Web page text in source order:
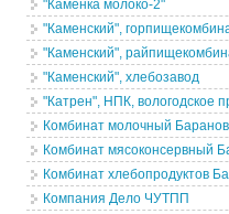
"Каменка молоко-2"
"Каменский",
"Каменский",
"Каменский", хлебозавод
"Катрен", НПК, вологодское
Комбинат молочный
Комбинат мясоконсервный
Комбинат хлебопродуктов
Компания Дело ЧУТПП